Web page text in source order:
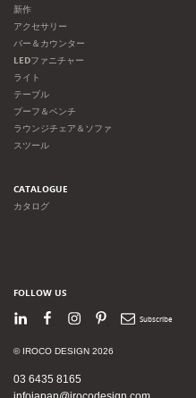
新作
アクセサリー
バー＆カウンター
LEDファニチャー
ライト
テーブル
プーフ＆ベンチ
ラウンジチェア＆ソファ
スツール
CATALOGUE
カタログ
FOLLOW US
LinkedInFacebook
Instagram
PinterestNewsletter
© IROCO DESIGN 2026
03 6435 8165